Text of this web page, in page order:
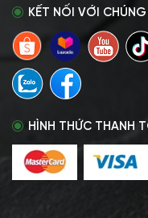
KẾT NỐI VỚI CHÚNG
HÌNH THỨC THANH